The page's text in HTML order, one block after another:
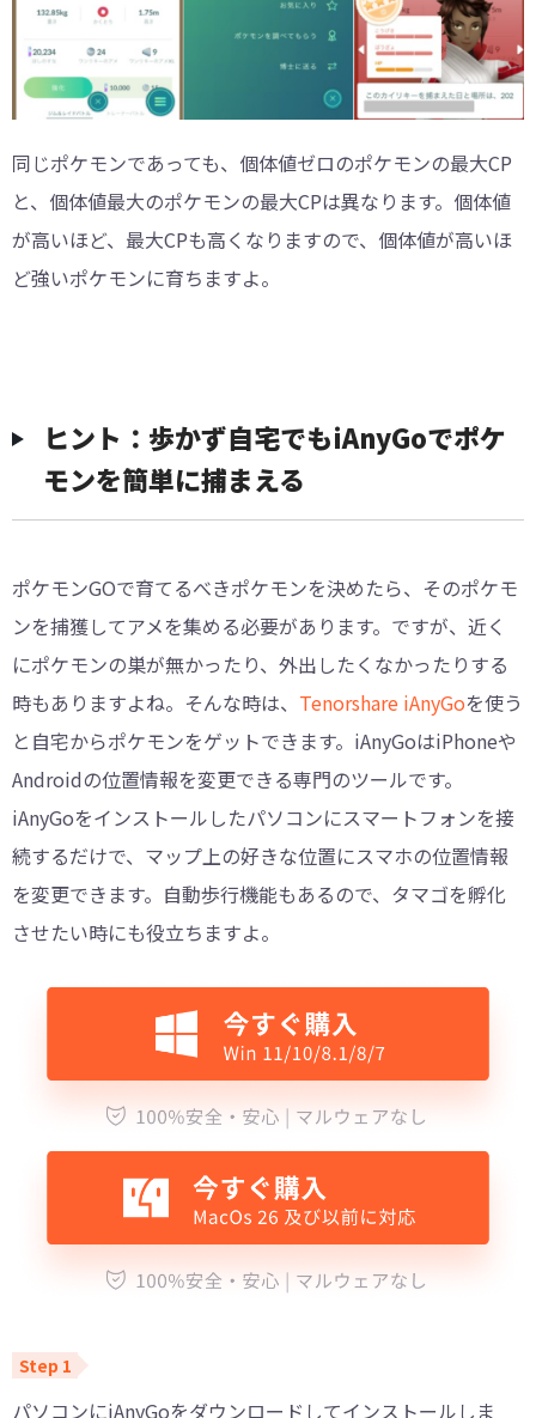
同じポケモンであっても、個体値ゼロのポケモンの最大CP
と、個体値最大のポケモンの最大CPは異なります。個体値
が高いほど、最大CPも高くなりますので、個体値が高いほ
ど強いポケモンに育ちますよ。
︎︎ヒント：歩かず自宅でもiAnyGoでポケ
モンを簡単に捕まえる
ポケモンGOで育てるべきポケモンを決めたら、そのポケモ
ンを捕獲してアメを集める必要があります。ですが、近く
にポケモンの巣が無かったり、外出したくなかったりする
時もありますよね。そんな時は、 Tenorshare iAnyGoを使う
と自宅からポケモンをゲットできます。iAnyGoはiPhoneや
Androidの位置情報を変更できる専門のツールです。
iAnyGoをインストールしたパソコンにスマートフォンを接
続するだけで、マップ上の好きな位置にスマホの位置情報
を変更できます。自動歩行機能もあるので、タマゴを孵化
させたい時にも役立ちますよ。
パソコンにiAnyGoをダウンロードしてインストールしま